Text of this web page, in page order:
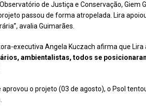
de Justiça e Conservação,
passou de forma atropelada. Lira
avalia Guimarães.
executiva Angela Kuczach afirma que
ambientalistas, todos se
aprovou o projeto (03 de agosto), o Psol